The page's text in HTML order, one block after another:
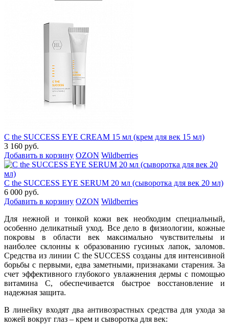
C the SUCCESS EYE CREAM 15 мл (крем для век 15 мл)
3 160 руб.
Добавить в корзину OZON Wildberries
C the SUCCESS EYE SERUM 20 мл (сыворотка для век 20 мл)
6 000 руб.
Добавить в корзину OZON Wildberries
Для нежной и тонкой кожи век необходим специальный,
особенно деликатный уход. Все дело в физиологии, кожные
покровы в области век максимально чувствительны и
наиболее склонны к образованию гусиных лапок, заломов.
Средства из линии C the SUCCESS созданы для интенсивной
борьбы с первыми, едва заметными, признаками старения. За
счет эффективного глубокого увлажнения дермы с помощью
витамина С, обеспечивается быстрое восстановление и
надежная защита.
В линейку входят два антивозрастных средства для ухода за
кожей вокруг глаз – крем и сыворотка для век: